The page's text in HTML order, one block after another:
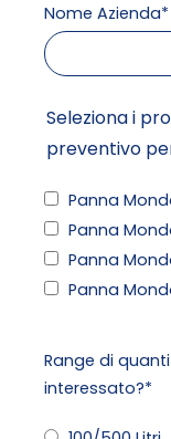
Nome Azienda*
Seleziona i
preventivo
Panna
Panna
Panna
Panna
Range di
interessato?*